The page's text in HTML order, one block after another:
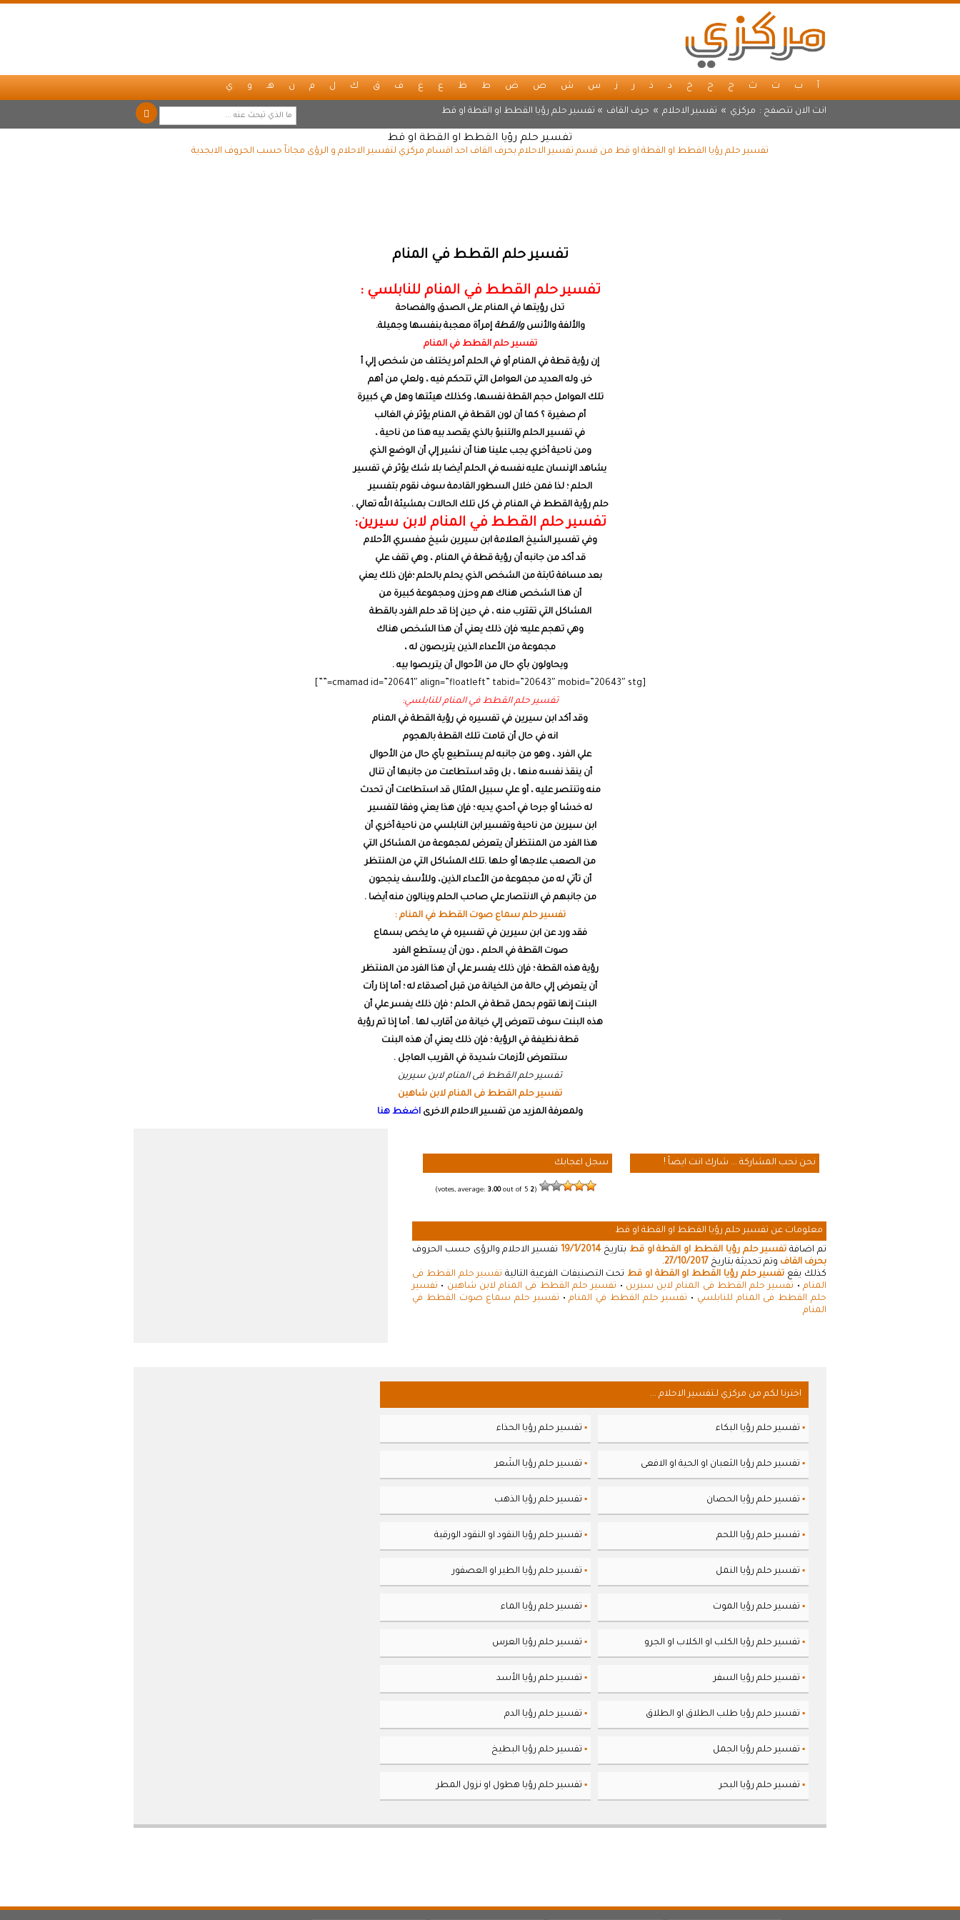
أ ب ت ث ج ح خ د ذ ر ز س ش ص ض ط ظ ع غ ف ق ك ل م ن هـ و ي
انت الان تتصفح : مركزي » تفسير الاحلام » حرف القاف » تفسير حلم رؤيا القطط او القطة او قط
تفسير حلم رؤيا القطط او القطة او قط
تفسير حلم رؤيا القطط او القطة او قط من قسم تفسير الاحلام بحرف القاف احد اقسام مركزي لتفسير الاحلام و الرؤى مجاناً حسب الحروف الابجدية
تفسير حلم القطط في المنام
تفسير حلم القطط في المنام للنابلسي :
تدل رؤيتها في المنام على الصدق والفصاحة
والألفة والأنسوالقطة إمرأة معجبة بنفسها وجميلة.
تفسير حلم القطط في المنام
إن رؤية قطة في المنام أو في الحلم أمر يختلف من شخص إلي أ
خر، وله العديد من العوامل التي تتحكم فيه ، ولعلي من أهم
تلك العوامل حجم القطة نفسها، وكذلك هيئتها وهل هي كبيرة
أم صغيرة ؟ كما أن لون القطة في المنام يؤثر في الغالب
في تفسير الحلم والتنبؤ بالذي يقصد بيه هذا من ناحية ،
ومن ناحية أخري يجب علينا هنا أن نشير إلي أن الوضع الذي
يشاهد الإنسان عليه نفسه في الحلم أيضا بلا شك يؤثر في تفسير
الحلم ؛ لذا فمن خلال السطور القادمة سوف نقوم بتفسير
حلم رؤية القطط في المنام في كل تلك الحالات بمشيئة الله تعالي .
تفسير حلم القطط في المنام لابن سيرين:
وفي تفسير الشيخ العلامة ابن سيرين شيخ مفسري الأحلام
قد أكد من جانبه أن رؤية قطة في المنام ، وهي تقف علي
بعد مسافة ثابتة من الشخص الذي يحلم بالحلم ؛فإن ذلك يعني
أن هذا الشخص هناك هم وحزن ومجموعة كبيرة من
المشاكل التي تقترب منه ، في حين إذا قد حلم الفرد بالقطة
وهي تهجم عليه؛ فإن ذلك يعني أن هذا الشخص هناك
مجموعة من الأعداء الذين يتربصون له ،
ويحاولون بأي حال من الأحوال أن يتربصوا بيه .
[cmamad id=”20641″ align=”floatleft” tabid=”20643″ mobid=”20643″ stg=””]
تفسير حلم القطط في المنام للنابلسي:
وقد أكد ابن سيرين في تفسيره في رؤية القطة في المنام
انه في حال أن قامت تلك القطة بالهجوم
علي الفرد ، وهو من جانبه لم يستطيع بأي حال من الأحوال
أن ينقذ نفسه منها ، بل وقد استطاعت من جانبها أن تنال
منه وتنتصر عليه ، أو علي سبيل المثال قد استطاعت أن تحدث
له خدشا أو جرحا في أحدي يديه ؛ فإن هذا يعني وفقا لتفسير
ابن سيرين من ناحية وتفسير ابن النابلسي من ناحية أخري أن
هذا الفرد من المنتظر أن يتعرض لمجموعة من المشاكل التي
من الصعب علاجها أو حلها .تلك المشاكل التي من المنتظر
أن تأتي له من مجموعة من الأعداء الذين، وللأسف ينجحون
من جانبهم في الانتصار علي صاحب الحلم وينالون منه أيضا .
تفسير حلم سماع صوت القطط في المنام :
فقد ورد عن ابن سيرين في تفسيره في ما يخص بسماع
صوت القطة في الحلم ، دون أن يستطع الفرد
رؤية هذه القطة ؛ فإن ذلك يفسر علي أن هذا الفرد من المنتظر
أن يتعرض إلي حالة من الخيانة من قبل أصدقاء له ؛ أما إذا رأت
البنت إنها تقوم بحمل قطة في الحلم ؛ فإن ذلك يفسر علي أن
هذه البنت سوف تتعرض إلي خيانة من أقارب لها . أما إذا تم رؤية
قطة نظيفة في الرؤية ؛ فإن ذلك يعني أن هذه البنت
ستتعرض لأزمات شديدة في القريب العاجل .
تفسير حلم القطط فى المنام لابن سيرين
تفسير حلم القطط فى المنام لابن شاهين
ولمعرفة المزيد من تفسير الاحلام الاخرى اضغط هنا
نحن نحب المشاركة ... شارك انت ايضاً ! سجل اعجابك
(
2
3.00out of 5)
معلومات عن تفسير حلم رؤيا القطط او القطة او قط
تم اضافة تفسير حلم رؤيا القطط او القطة او قط بتاريخ19/1/2014 تفسير الاحلام والرؤى حسب الحروف
بحرف القاف وتم تحديثة بتاريخ 27/10/2017
.
كذلك يقع تفسير حلم رؤيا القطط او القطة او قطتحت التصنيفات الفرعية التالية تفسير حلم القطط فى
المنام• تفسير حلم القطط فى المنام لابن سيرين • تفسير حلم القطط فى المنام لابن شاهين • تفسير
حلم القطط فى المنام للنابلسي • تفسير حلم القطط في المنام• تفسير حلم سماع صوت القطط في
المنام
اخترنا لكم من مركزي لـتفسير الاحلام ...
▪ تفسير حلم رؤيا البكاء ▪ تفسير حلم رؤيا الحذاء
▪ تفسير حلم رؤيا الثعبان او الحية او الافعى ▪ تفسير حلم رؤيا الشَعر
▪ تفسير حلم رؤيا الحصان ▪ تفسير حلم رؤيا الذهب
▪ تفسير حلم رؤيا اللحم ▪ تفسير حلم رؤيا النقود او النقود الورقية
▪ تفسير حلم رؤيا النمل ▪ تفسير حلم رؤيا الطير او العصفور
▪ تفسير حلم رؤيا الموت ▪ تفسير حلم رؤيا الماء
▪ تفسير حلم رؤيا الكلب او الكلاب او الجرو ▪ تفسير حلم رؤيا العرس
▪ تفسير حلم رؤيا السفر ▪ تفسير حلم رؤيا الأسد
▪ تفسير حلم رؤيا طلب الطلاق او الطلاق ▪ تفسير حلم رؤيا الدم
▪ تفسير حلم رؤيا الجمل ▪ تفسير حلم رؤيا البطيخ
▪ تفسير حلم رؤيا البحر ▪ تفسير حلم رؤيا هطول او نزول المطر